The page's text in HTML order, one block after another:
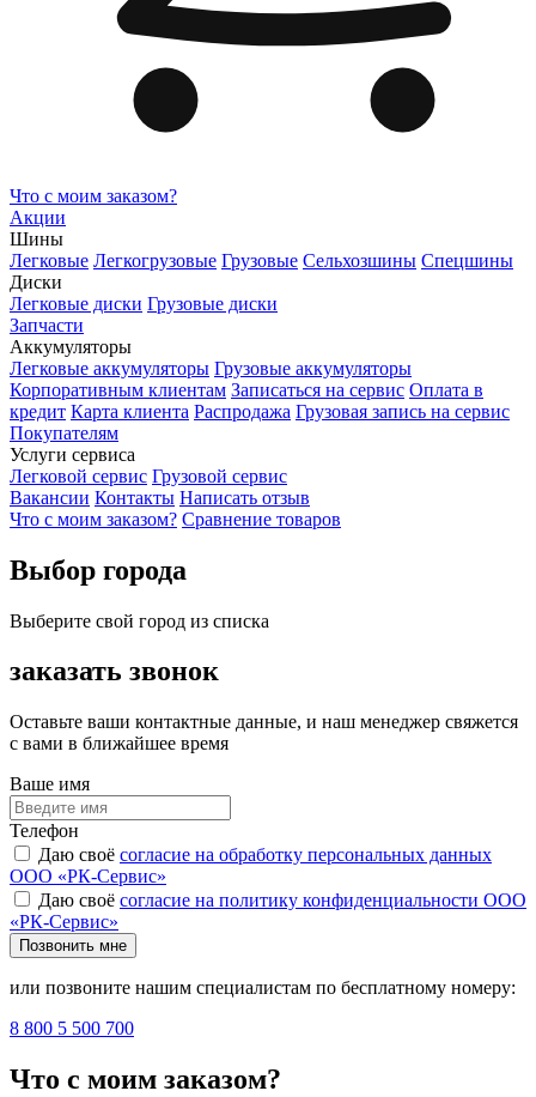
Что с моим заказом?
Акции
Шины
Легковые Легкогрузовые Грузовые Сельхозшины Спецшины
Диски
Легковые диски Грузовые диски
Запчасти
Аккумуляторы
Легковые аккумуляторы Грузовые аккумуляторы
Корпоративным клиентам Записаться на сервис Оплата в
кредит Карта клиента Распродажа Грузовая запись на сервис
Покупателям
Услуги сервиса
Легковой сервис Грузовой сервис
Вакансии Контакты Написать отзыв
Что с моим заказом? Сравнение товаров
Выбор города
Выберите свой город из списка
заказать звонок
Оставьте ваши контактные данные, и наш менеджер свяжется
с вами в ближайшее время
Ваше имя
Телефон
Даю своё согласие на обработку персональных данных
ООО «РК-Сервис»
Даю своё согласие на политику конфиденциальности ООО
«РК-Сервис»
Позвонить мне
или позвоните нашим специалистам по бесплатному номеру:
8 800 5 500 700
Что с моим заказом?